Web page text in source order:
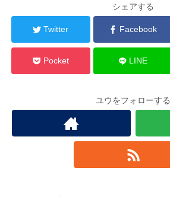
シェアする
Twitter Facebook
Pocket LINE
ユウをフォローする